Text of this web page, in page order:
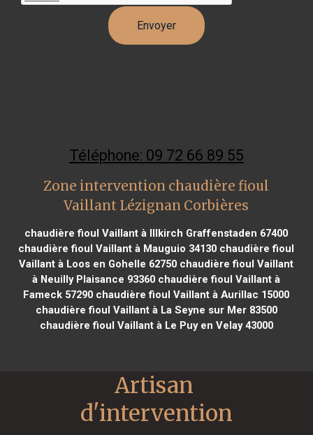
Téléphone: 09 72 66 89 55
Zone intervention chaudière fioul
Vaillant Lézignan Corbières
chaudière fioul Vaillant à Illkirch Graffenstaden 67400
chaudière fioul Vaillant à Mauguio 34130 chaudière fioul
Vaillant à Loos en Gohelle 62750 chaudière fioul Vaillant
à Neuilly Plaisance 93360 chaudière fioul Vaillant à
Fameck 57290 chaudière fioul Vaillant à Aurillac 15000
chaudière fioul Vaillant à La Seyne sur Mer 83500
chaudière fioul Vaillant à Le Puy en Velay 43000
Artisan
d'intervention